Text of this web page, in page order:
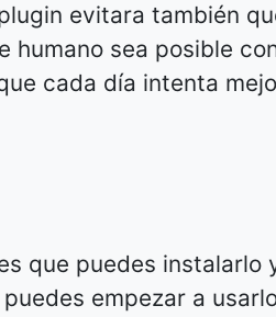
evitara también
humano sea posible
cada día intenta
que puedes instalarlo
empezar a